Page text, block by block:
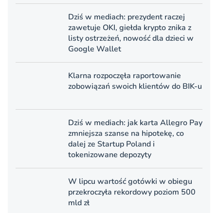
Dziś w mediach: prezydent raczej
zawetuje OKI, giełda krypto znika z
listy ostrzeżeń, nowość dla dzieci w
Google Wallet
Klarna rozpoczęła raportowanie
zobowiązań swoich klientów do BIK-u
Dziś w mediach: jak karta Allegro Pay
zmniejsza szanse na hipotekę, co
dalej ze Startup Poland i
tokenizowane depozyty
W lipcu wartość gotówki w obiegu
przekroczyła rekordowy poziom 500
mld zł